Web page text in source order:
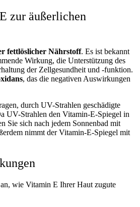
zur äußerlichen
fettlöslicher Nährstoff. Es ist bekannt
Wirkung, die Unterstützung des
der Zellgesundheit und -funktion.
, das die negativen Auswirkungen
durch UV-Strahlen geschädigte
UV-Strahlen den Vitamin-E-Spiegel in
Sie sich nach jedem Sonnenbad mit
nimmt der Vitamin-E-Spiegel mit
wie Vitamin E Ihrer Haut zugute